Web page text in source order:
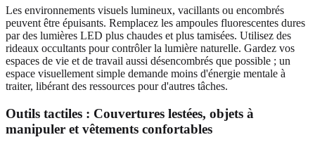
Les environnements visuels lumineux, vacillants ou encombrés
peuvent être épuisants. Remplacez les ampoules fluorescentes dures
par des lumières LED plus chaudes et plus tamisées. Utilisez des
rideaux occultants pour contrôler la lumière naturelle. Gardez vos
espaces de vie et de travail aussi désencombrés que possible ; un
espace visuellement simple demande moins d'énergie mentale à
traiter, libérant des ressources pour d'autres tâches.
Outils tactiles : Couvertures lestées, objets à
manipuler et vêtements confortables